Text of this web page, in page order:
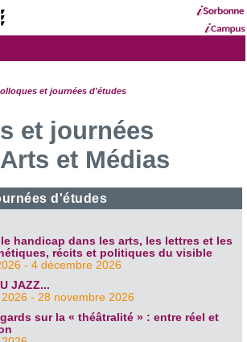
et journées d'études
et journées
et Médias
d'études
le handicap dans les arts, les lettres et les
récits et politiques du visible
- 4 décembre 2026
JAZZ...
- 28 novembre 2026
sur la « théâtralité » : entre réel et